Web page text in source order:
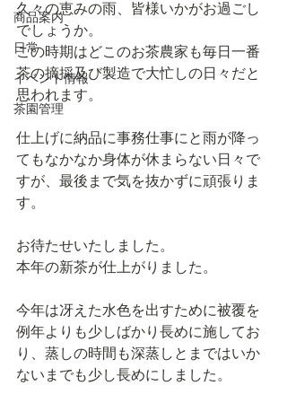
商品案内
日常
イベント情報
茶園管理
久々の恵みの雨、皆様いかがお過ごし
でしょうか。
この時期はどこのお茶農家も毎日一番
茶の摘採及び製造で大忙しの日々だと
思われます。
仕上げに納品に事務仕事にと雨が降っ
てもなかなか身体が休まらない日々で
すが、最後まで気を抜かずに頑張りま
す。
お待たせいたしました。
本年の新茶が仕上がりました。
今年は冴えた水色を出すために被覆を
例年よりも少しばかり長めに施してお
り、蒸しの時間も深蒸しとまではいか
ないまでも少し長めにしました。